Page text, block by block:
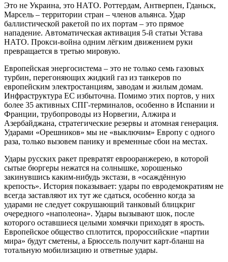
Это не Украина, это НАТО. Роттердам, Антверпен, Гданьск,
Марсель – территории стран – членов альянса. Удар
баллистической ракетой по их портам – это прямое
нападение. Автоматическая активация 5-й статьи Устава
НАТО. Прокси-война одним лёгким движением руки
превращается в третью мировую.
Европейская энергосистема – это не только семь газовых
турбин, перегоняющих жидкий газ из танкеров по
европейским электростанциям, заводам и жилым домам.
Инфраструктура ЕС избыточна. Помимо этих портов, у них
более 35 активных СПГ-терминалов, особенно в Испании и
Франции, трубопроводы из Норвегии, Алжира и
Азербайджана, стратегические резервы и атомная генерация.
Ударами «Орешников» мы не «выключим» Европу с одного
раза, только вызовем панику и временные сбои на местах.
Удары русских ракет превратят еврооранжерею, в которой
сытые бюргеры нежатся на солнышке, хорошенько
закинувшись каким-нибудь экстази, в «осаждённую
крепость». История показывает: удары по евродемократиям не
всегда заставляют их тут же сдаться, особенно когда за
ударами не следует сокрушающий танковый блицкриг
очередного «наполеона». Удары вызывают шок, после
которого оставшиеся целыми хомячки приходят в ярость.
Европейское общество сплотится, пророссийские «партии
мира» будут сметены, а Брюссель получит карт-бланш на
тотальную мобилизацию и ответные удары.